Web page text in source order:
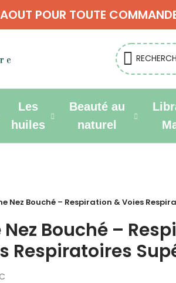
POUR TOUTE
Les
huiles
Beauté au
naturel
Nez Bouché – Respiration & Voies
Bouché –
Respiratoires